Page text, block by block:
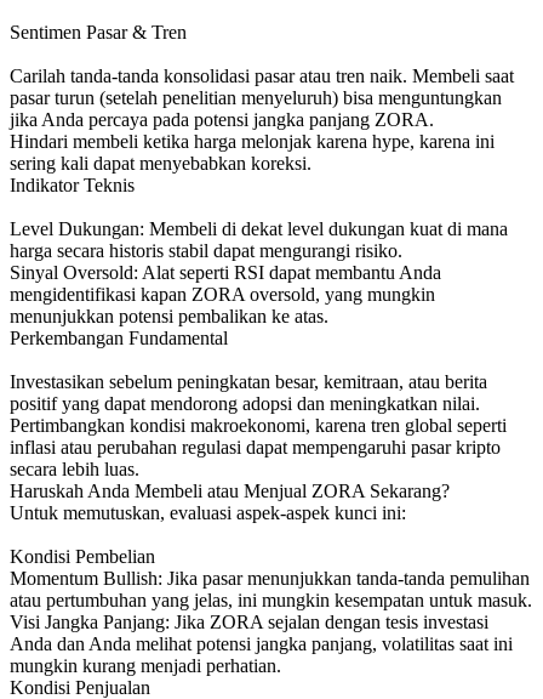
Sentimen Pasar & Tren
Carilah tanda-tanda konsolidasi pasar atau tren naik. Membeli saat
pasar turun (setelah penelitian menyeluruh) bisa menguntungkan
jika Anda percaya pada potensi jangka panjang ZORA.
Hindari membeli ketika harga melonjak karena hype, karena ini
sering kali dapat menyebabkan koreksi.
Indikator Teknis
Level Dukungan: Membeli di dekat level dukungan kuat di mana
harga secara historis stabil dapat mengurangi risiko.
Sinyal Oversold: Alat seperti RSI dapat membantu Anda
mengidentifikasi kapan ZORA oversold, yang mungkin
menunjukkan potensi pembalikan ke atas.
Perkembangan Fundamental
Investasikan sebelum peningkatan besar, kemitraan, atau berita
positif yang dapat mendorong adopsi dan meningkatkan nilai.
Pertimbangkan kondisi makroekonomi, karena tren global seperti
inflasi atau perubahan regulasi dapat mempengaruhi pasar kripto
secara lebih luas.
Haruskah Anda Membeli atau Menjual ZORA Sekarang?
Untuk memutuskan, evaluasi aspek-aspek kunci ini:
Kondisi Pembelian
Momentum Bullish: Jika pasar menunjukkan tanda-tanda pemulihan
atau pertumbuhan yang jelas, ini mungkin kesempatan untuk masuk.
Visi Jangka Panjang: Jika ZORA sejalan dengan tesis investasi
Anda dan Anda melihat potensi jangka panjang, volatilitas saat ini
mungkin kurang menjadi perhatian.
Kondisi Penjualan